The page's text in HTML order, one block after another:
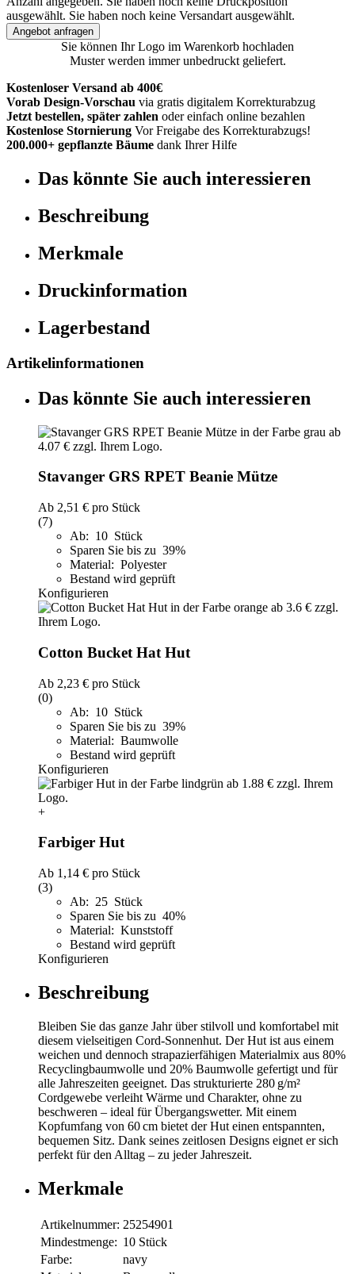
ausgewählt. Sie haben noch keine Versandart ausgewählt.
Angebot anfragen
Sie können Ihr Logo im Warenkorb hochladen
Muster werden immer unbedruckt geliefert.
Kostenloser Versand ab 400€
Vorab Design-Vorschau via gratis digitalem Korrekturabzug
Jetzt bestellen, später zahlen oder einfach online bezahlen
Kostenlose Stornierung Vor Freigabe des Korrekturabzugs!
200.000+ gepflanzte Bäume dank Ihrer Hilfe
Das könnte Sie auch interessieren
Beschreibung
Merkmale
Druckinformation
Lagerbestand
Artikelinformationen
Das könnte Sie auch interessieren
Stavanger GRS RPET Beanie Mütze
Ab 2,51 € pro Stück
(7)
Ab: 10 Stück
Sparen Sie bis zu 39%
Material: Polyester
Bestand wird geprüft
Konfigurieren
Cotton Bucket Hat Hut
Ab 2,23 € pro Stück
(0)
Ab: 10 Stück
Sparen Sie bis zu 39%
Material: Baumwolle
Bestand wird geprüft
Konfigurieren
+
Farbiger Hut
Ab 1,14 € pro Stück
(3)
Ab: 25 Stück
Sparen Sie bis zu 40%
Material: Kunststoff
Bestand wird geprüft
Konfigurieren
Beschreibung
Bleiben Sie das ganze Jahr über stilvoll und komfortabel mit
diesem vielseitigen Cord-Sonnenhut. Der Hut ist aus einem
weichen und dennoch strapazierfähigen Materialmix aus 80%
Recyclingbaumwolle und 20% Baumwolle gefertigt und für
alle Jahreszeiten geeignet. Das strukturierte 280 g/m²
Cordgewebe verleiht Wärme und Charakter, ohne zu
beschweren – ideal für Übergangswetter. Mit einem
Kopfumfang von 60 cm bietet der Hut einen entspannten,
bequemen Sitz. Dank seines zeitlosen Designs eignet er sich
perfekt für den Alltag – zu jeder Jahreszeit.
Merkmale
Artikelnummer: 25254901
Mindestmenge: 10 Stück
Farbe:
navy